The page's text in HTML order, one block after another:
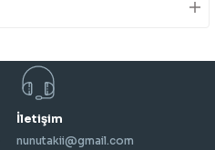
İletişim
nunutakii@gmail.com